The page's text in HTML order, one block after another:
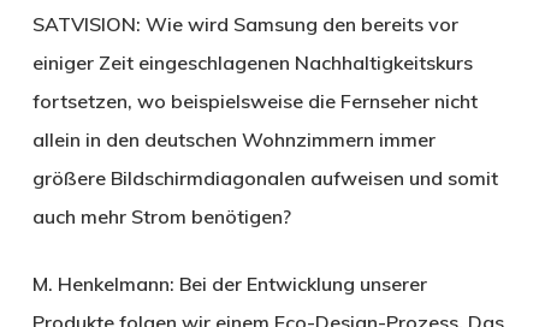
SATVISION: Wie wird Samsung den bereits vor
einiger Zeit eingeschlagenen Nachhaltigkeitskurs
fortsetzen, wo beispielsweise die Fernseher nicht
allein in den deutschen Wohnzimmern immer
größere Bildschirmdiagonalen aufweisen und somit
auch mehr Strom benötigen?
M. Henkelmann: Bei der Entwicklung unserer